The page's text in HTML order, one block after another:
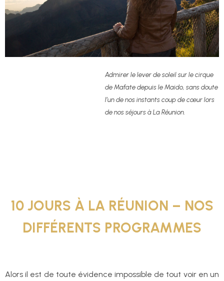
Admirer le lever de soleil sur le cirque
de Mafate depuis le Maido, sans doute
l’un de nos instants coup de cœur lors
de nos séjours à La Réunion.
10 JOURS À LA RÉUNION – NOS
DIFFÉRENTS PROGRAMMES
Alors il est de toute évidence impossible de tout voir en un